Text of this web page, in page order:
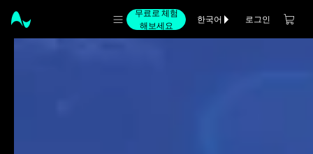
무료로 체험
해보세요
한국어 로그인